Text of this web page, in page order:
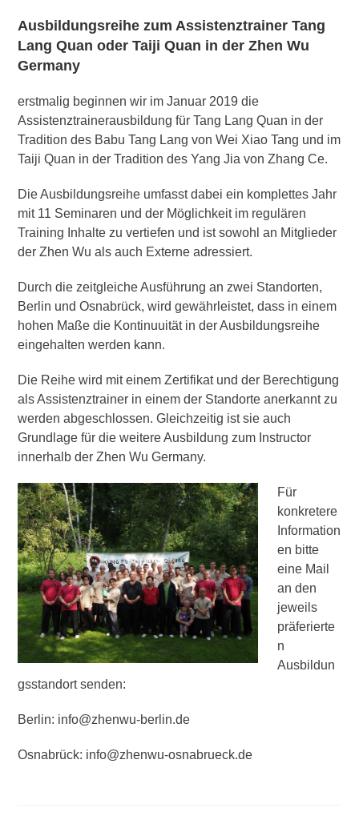
Ausbildungsreihe zum Assistenztrainer Tang
Lang Quan oder Taiji Quan in der Zhen Wu
Germany
erstmalig beginnen wir im Januar 2019 die
Assistenztrainerausbildung für Tang Lang Quan in der
Tradition des Babu Tang Lang von Wei Xiao Tang und im
Taiji Quan in der Tradition des Yang Jia von Zhang Ce.
Die Ausbildungsreihe umfasst dabei ein komplettes Jahr
mit 11 Seminaren und der Möglichkeit im regulären
Training Inhalte zu vertiefen und ist sowohl an Mitglieder
der Zhen Wu als auch Externe adressiert.
Durch die zeitgleiche Ausführung an zwei Standorten,
Berlin und Osnabrück, wird gewährleistet, dass in einem
hohen Maße die Kontinuuität in der Ausbildungsreihe
eingehalten werden kann.
Die Reihe wird mit einem Zertifikat und der Berechtigung
als Assistenztrainer in einem der Standorte anerkannt zu
werden abgeschlossen. Gleichzeitig ist sie auch
Grundlage für die weitere Ausbildung zum Instructor
innerhalb der Zhen Wu Germany.
Für
konkretere
Information
en bitte
eine Mail
an den
jeweils
präferierte
n
Ausbildun
gsstandort senden:
Berlin: info@zhenwu-berlin.de
Osnabrück: info@zhenwu-osnabrueck.de